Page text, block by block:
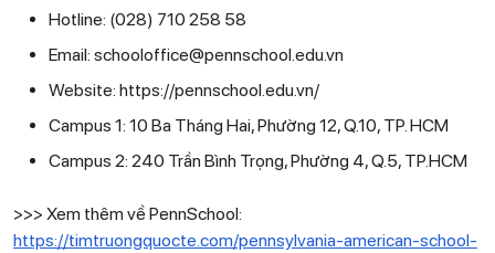
Hotline: (028) 710 258 58
Email: schooloffice@pennschool.edu.vn
Website: https://pennschool.edu.vn/
Campus 1: 10 Ba Tháng Hai, Phường 12, Q.10, TP. HCM
Campus 2: 240 Trần Bình Trọng, Phường 4, Q.5, TP.HCM
>>> Xem thêm về PennSchool:
https://timtruongquocte.com/pennsylvania-american-school-